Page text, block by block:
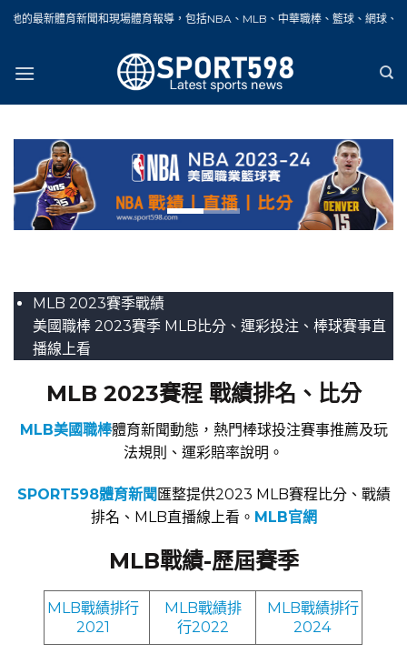
Skip
和現場體育報導，包括NBA、MLB、中華職棒、籃球、網球、足球、賽車、自
MLB 2023賽季戰績
美國職棒 2023賽季 MLB比分、運彩投注、棒球賽事直
播線上看
MLB 2023賽程 戰績排名、比分
MLB美國職棒體育新聞動態，熱門棒球投注賽事推薦及玩
法規則、運彩賠率說明。
SPORT598體育新聞 匯整提供2023 MLB賽程比分、戰績
排名、MLB直播線上看。 MLB官網
MLB戰績-歷屆賽季
MLB戰績排行
2021
MLB戰績排
行2022
MLB戰績排行
2024